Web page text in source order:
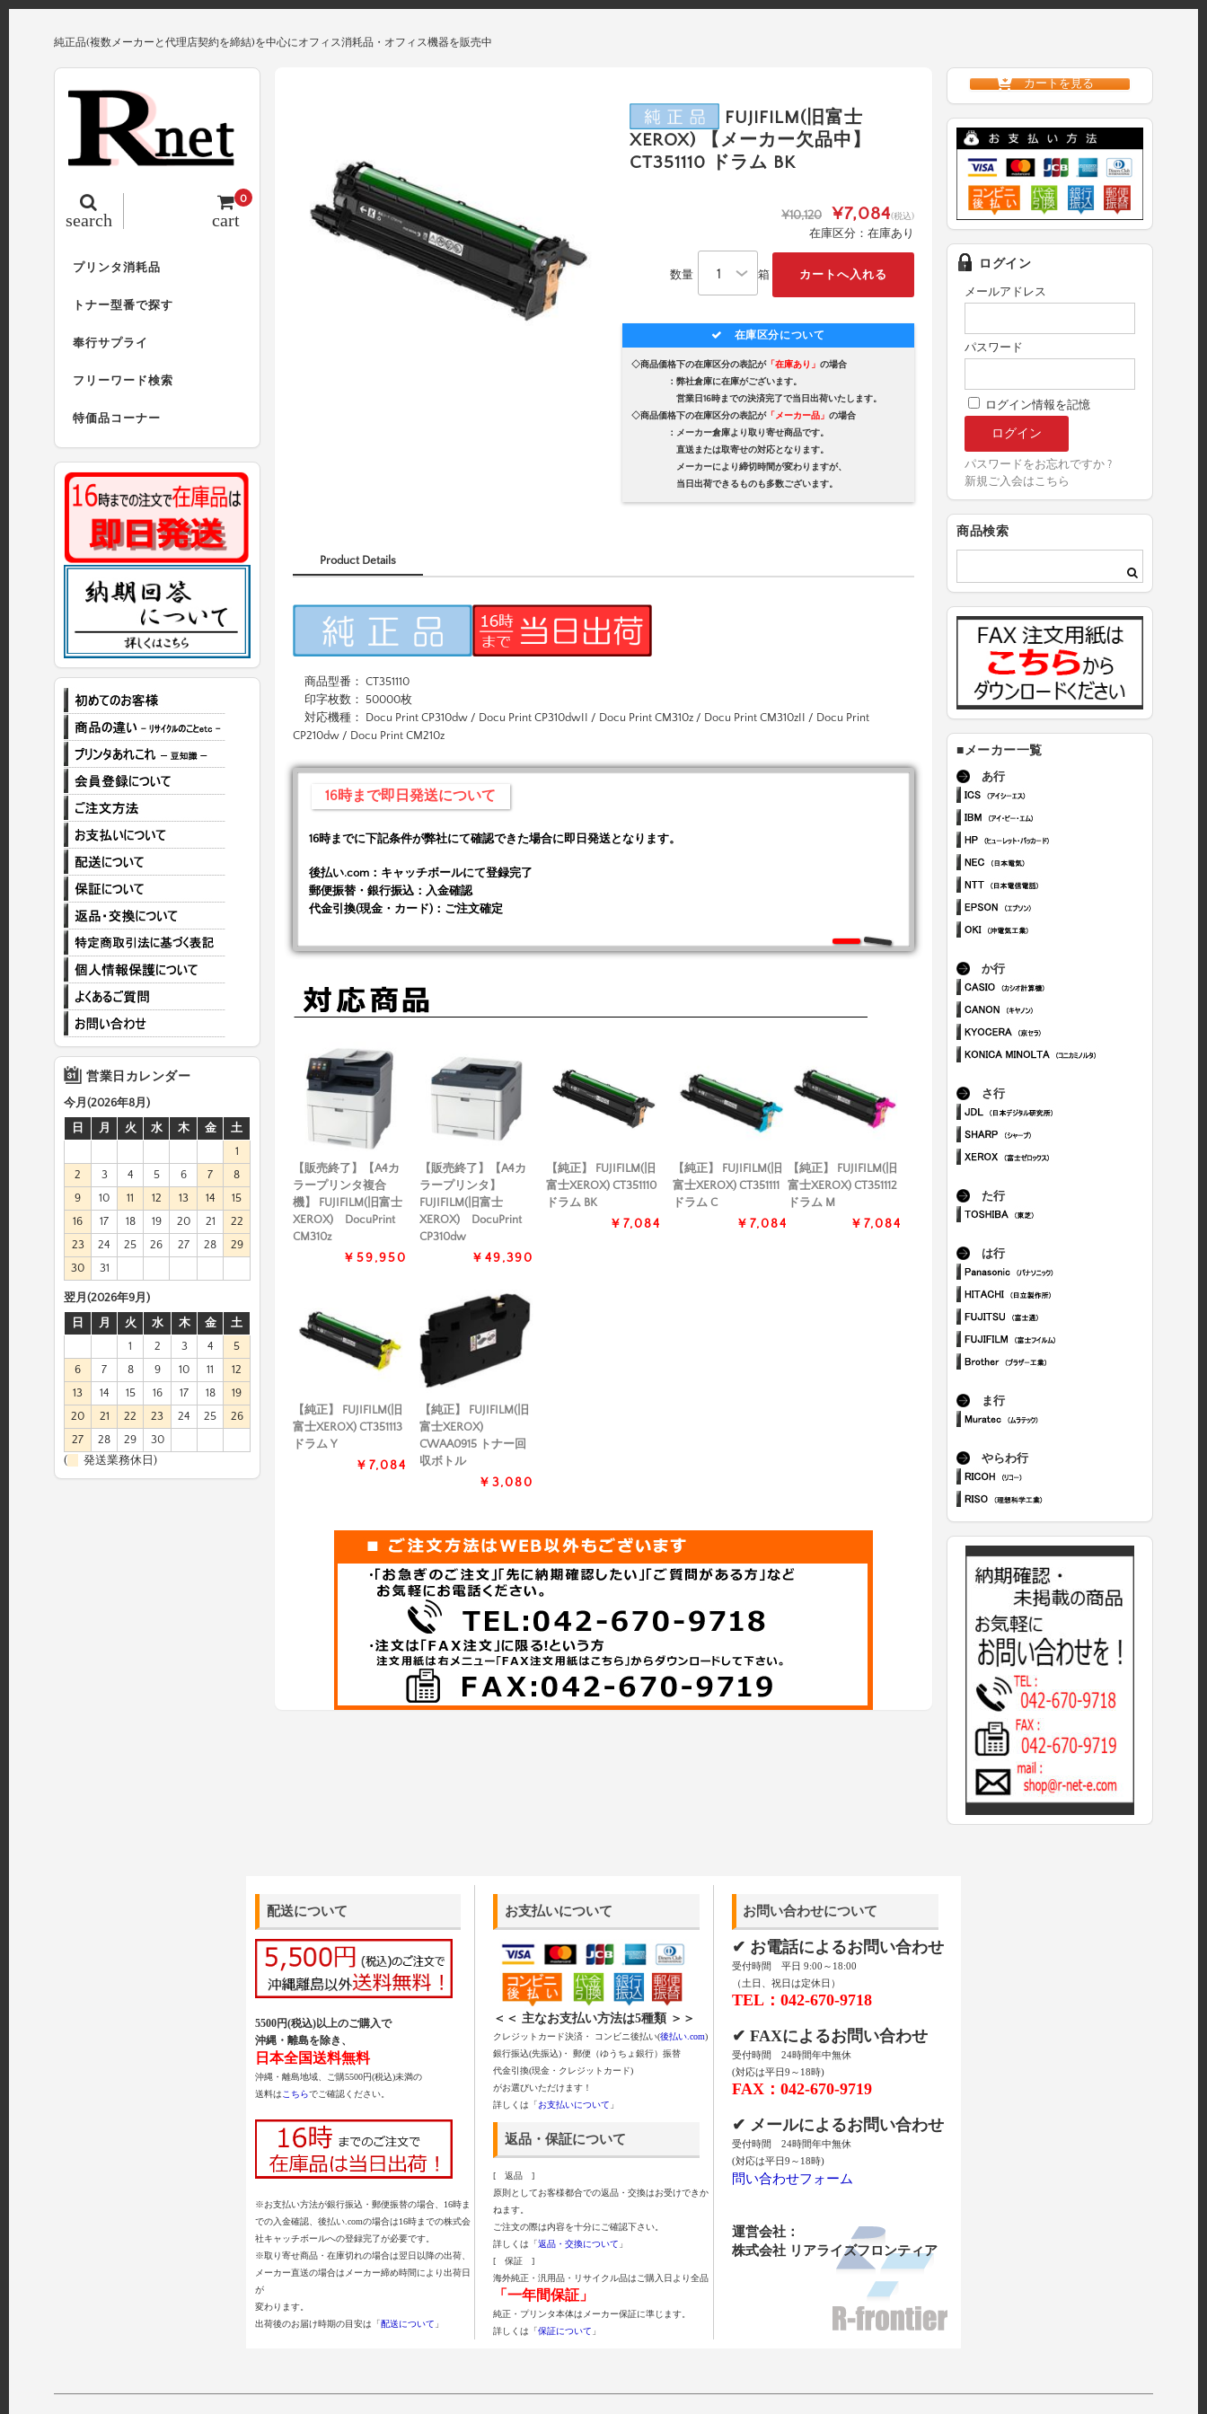
純正品(複数メーカーと代理店契約を締結)を中心にオフィス消耗品・オフィス機器を販売中
cart
0
search
プリンタ消耗品
トナー型番で探す
奉行サプライ
フリーワード検索
特価品コーナー
FUJIFILM(旧富士
XEROX) 【メーカー欠品中】
CT351110 ドラム BK
¥10,120 ¥7,084(税込)
在庫区分：在庫あり
数量 箱
在庫区分について
◇商品価格下の在庫区分の表記が「在庫あり」 の場合
：弊社倉庫に在庫がございます。
営業日16時までの決済完了で当日出荷いたします。
◇商品価格下の在庫区分の表記が「メーカー品」 の場合
：メーカー倉庫より取り寄せ商品です。
直送または取寄せの対応となります。
メーカーにより締切時間が変わりますが、
当日出荷できるものも多数ございます。
Product Details
商品型番： CT351110
印字枚数： 50000枚
対応機種： Docu Print CP310dw / Docu Print CP310dwII / Docu Print CM310z / Docu Print CM310zII / Docu Print
CP210dw / Docu Print CM210z
16時まで即日発送について
16時までに下記条件が弊社にて確認できた場合に即日発送となります。
後払い.com：キャッチボールにて登録完了
郵便振替・銀行振込：入金確認
代金引換(現金・カード)：ご注文確定
【販売終了】【A4カ
ラープリンタ複合
機】 FUJIFILM(旧富士
XEROX) DocuPrint
CM310z
￥59,950
【販売終了】【A4カ
ラープリンタ】
FUJIFILM(旧富士
XEROX) DocuPrint
CP310dw
￥49,390
【純正】 FUJIFILM(旧
富士XEROX) CT351110
ドラム BK
￥7,084
【純正】 FUJIFILM(旧
富士XEROX) CT351111
ドラム C
￥7,084
【純正】 FUJIFILM(旧
富士XEROX) CT351112
ドラム M
￥7,084
【純正】 FUJIFILM(旧
富士XEROX) CT351113
ドラム Y
￥7,084
【純正】 FUJIFILM(旧
富士XEROX)
CWAA0915 トナー回
収ボトル
￥3,080
カートを見る
ログイン
メールアドレス
パスワード
ログイン情報を記憶
パスワードをお忘れですか ?
新規ご入会はこちら
商品検索
■メーカー一覧
あ行
か行
さ行
た行
は行
ま行
やらわ行
営業日カレンダー
今月(2026年8月)
日
月 火 水 木 金
土
1
2
3 4 5 6 7
8
9
10 11 12 13 14
15
16
17 18 19 20 21
22
23
24 25 26 27 28
29
30
31
翌月(2026年9月)
日
月 火 水 木 金
土
1
2 3 4
5
6
7 8 9 10 11
12
13
14 15 16 17 18
19
20
21 22 23 24 25
26
27
28 29
30
(
発送業務休日)
配送について
5500円(税込)以上のご購入で
沖縄・離島を除き、
日本全国送料無料
沖縄・離島地域、ご購5500円(税込)未満の
送料は こちらでご確認ください。
※お支払い方法が銀行振込・郵便振替の場合、16時ま
での入金確認、後払い.comの場合は16時までの株式会
社キャッチボールへの登録完了が必要です。
※取り寄せ商品・在庫切れの場合は翌日以降の出荷、
メーカー直送の場合はメーカー締め時間により出荷日
が
変わります。
出荷後のお届け時期の目安は「配送について 」
お支払いについて
＜＜ 主なお支払い方法は5種類 ＞＞
クレジットカード決済・ コンビニ後払い(後払い.com)
銀行振込(先振込)・ 郵便（ゆうちょ銀行）振替
代金引換(現金・クレジットカード)
がお選びいただけます！
詳しくは「お支払いについて 」
返品・保証について
[ 返品 ]
原則としてお客様都合での返品・交換はお受けできか
ねます。
ご注文の際は内容を十分にご確認下さい。
詳しくは「返品・交換について 」
[ 保証 ]
海外純正・汎用品・リサイクル品はご購入日より全品
「一年間保証」
純正・プリンタ本体はメーカー保証に準じます。
詳しくは「保証について 」
お問い合わせについて
✔ お電話によるお問い合わせ
受付時間 平日 9:00～18:00
（土日、祝日は定休日）
TEL：042-670-9718
✔ FAXによるお問い合わせ
受付時間 24時間年中無休
(対応は平日9～18時)
FAX：042-670-9719
✔ メールによるお問い合わせ
受付時間 24時間年中無休
(対応は平日9～18時)
問い合わせフォーム
運営会社：
株式会社 リアライズフロンティア